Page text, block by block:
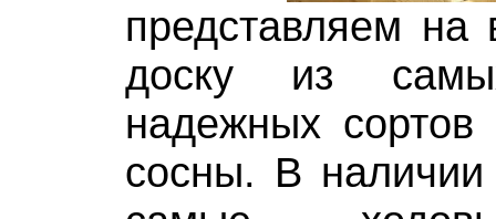
представляем на
доску из
надежных
сосны. В наличии